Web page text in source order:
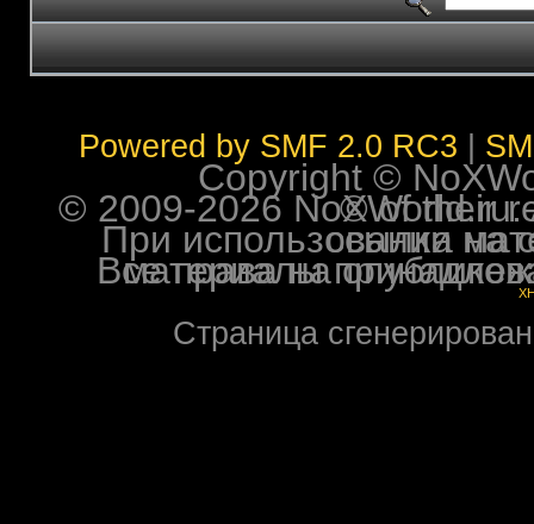
Powered by SMF 2.0 RC3
Copyright ©
© 2009-2026 NoXWorld.ru. All
При использовании
Все права на опубликованные на форуме
Страница